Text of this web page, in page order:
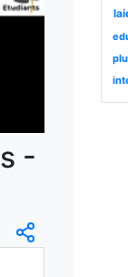
-
Informations